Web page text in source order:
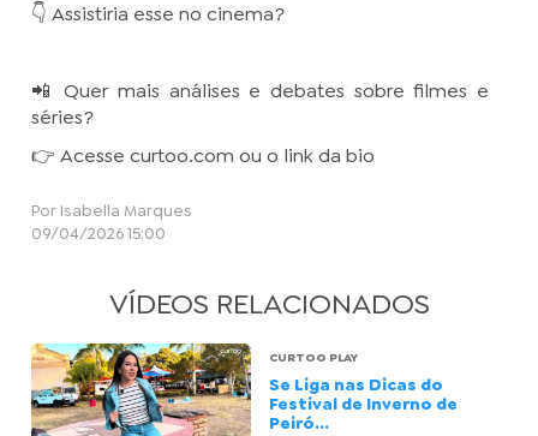
👇 Assistiria esse no cinema?
📲 Quer mais análises e debates sobre filmes e
séries?
👉 Acesse curtoo.com ou o link da bio
Por Isabella Marques
09/04/2026 15:00
VÍDEOS RELACIONADOS
CURTOO PLAY
Se Liga nas Dicas do
Festival de Inverno de
Peiró...